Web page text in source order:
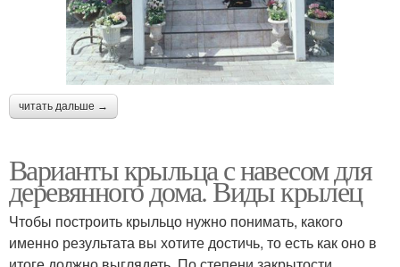
читать дальше →
Варианты крыльца с навесом для
деревянного дома. Виды крылец
Чтобы построить крыльцо нужно понимать, какого
именно результата вы хотите достичь, то есть как оно в